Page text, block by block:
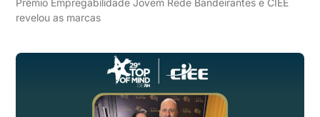
Prêmio Empregabilidade Jovem Rede Bandeirantes e CIEE
revelou as marcas